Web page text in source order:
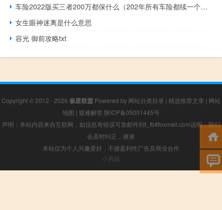
车险2022版买三者200万都保什么（202年所有车险都续一个月吗）
女生眼神迷离是什么意思
容光 御前攻略txt
Copyright © 2012 - 2026 极星联盟 Powered by 网站分类目录 | 精选推荐文章 | 网站
地图 | 疑难解答 陕ICP备05001445号
声明：本站内容来自互联网，如信息有错误可发邮件到f_fb#foxmail.com说明，我们
会及时纠正，谢谢
本站仅为个人兴趣爱好，不接盈利性广告及商业合作
小男孩